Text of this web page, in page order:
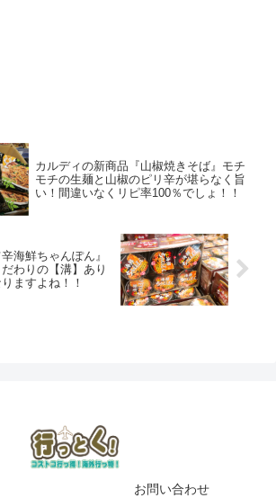
カルディの新商品『山椒焼きそば』モチ
モチの生麺と山椒のピリ辛が堪らなく旨
い！間違いなくリピ率100％でしょ！！
海鮮ちゃんぽん』
わりの【溝】あり
ますよね！！
お問い合わせ